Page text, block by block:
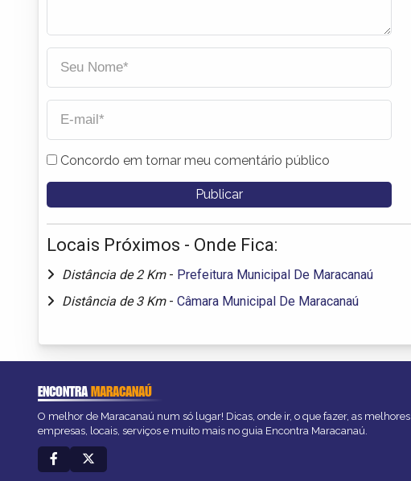
Concordo em tornar meu comentário público
Locais Próximos - Onde Fica:
Distância de 2 Km - Prefeitura Municipal De Maracanaú
Distância de 3 Km - Câmara Municipal De Maracanaú
ENCONTRAMARACANAÚ
O melhor de Maracanaú num só lugar! Dicas, onde ir, o que fazer, as melhores
empresas, locais, serviços e muito mais no guia Encontra Maracanaú.